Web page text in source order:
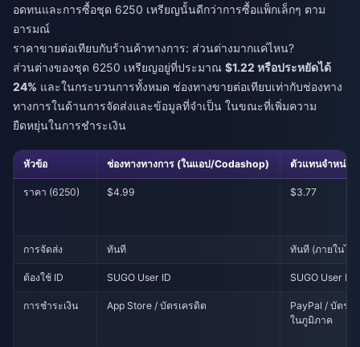
อดทนและการซื้อชุด 6250 เหรียญนั้นดีกว่าการซื้อแพ็กเล็กๆ ตาม
อารมณ์
ราคาขายต่อเทียบกับร้านค้าทางการ: ส่วนต่างมากแค่ไหน?
ส่วนต่างของชุด 6250 เหรียญอยู่ที่ประมาณ $1.22 หรือประหยัดได้
24% และในกระบวนการทั้งหมด ช่องทางขายต่อเทียบเท่ากับช่องทาง
ทางการในด้านการจัดส่งและข้อมูลที่จำเป็น ในขณะที่เพิ่มความ
ยืดหยุ่นในการชำระเงิน
หัวข้อ ช่องทางทางการ (ในแอป/Codashop) ตัวแทนจำหน่า
ราคา (6250) $4.99 $3.77
การจัดส่ง ทันที ทันที (ภายในไม่
ต้องใช้ ID SUGO User ID SUGO User
การชำระเงิน App Store / บัตรเครดิต
PayPal / บัตรเ
ในภูมิภาค